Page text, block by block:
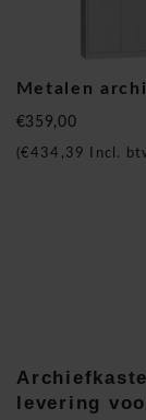
Metalen
€359,00
(€434,39 Incl.
levering